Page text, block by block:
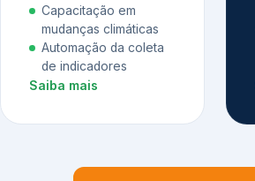
Capacitação em
mudanças climáticas
Automação da coleta
de indicadores
Saiba mais